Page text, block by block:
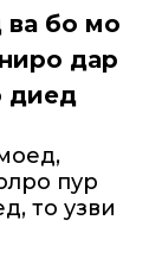
ва бо мо
дар
пур
то узви